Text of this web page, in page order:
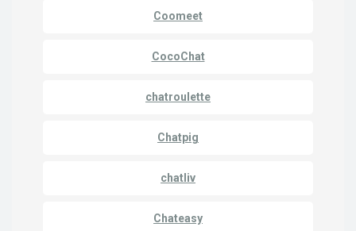
Coomeet
CocoChat
chatroulette
Chatpig
chatliv
Chateasy